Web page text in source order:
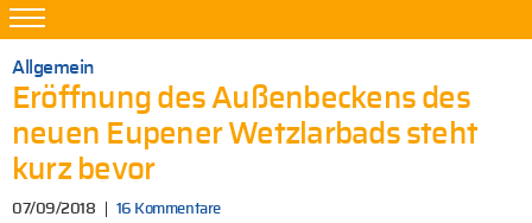
Allgemein
Eröffnung des Außenbeckens des
neuen Eupener Wetzlarbads steht
kurz bevor
07/09/2018 16 Kommentare